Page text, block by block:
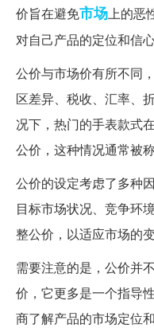
价旨在避免市场上的恶
对自己产品的定位和信心
公价与市场价有所不同
区差异、税收、汇率、
况下，热门的手表款式
公价，这种情况通常被称
公价的设定考虑了多种
目标市场状况、竞争环
整公价，以适应市场的变
需要注意的是，公价并
价，它更多是一个指导
商了解产品的市场定位